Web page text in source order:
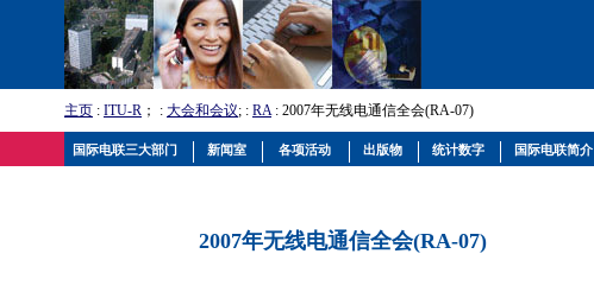
主页 : ITU-R ； : 大会和会议; : RA: 2007年无线电通信全会(RA-07)
2007年无线电通信全会(RA-07)
国际电联三大部门 新闻室 各项活动 出版物 统计数字 国际电联简介